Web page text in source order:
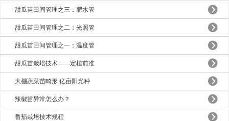
甜瓜苗田间管理之三：肥水管
甜瓜苗田间管理之二：光照管
甜瓜苗田间管理之一：温度管
甜瓜苗栽培技术——定植前准
大棚蔬菜苗畸形 亿亩阳光种
辣椒苗异常怎么办？
番茄栽培技术规程